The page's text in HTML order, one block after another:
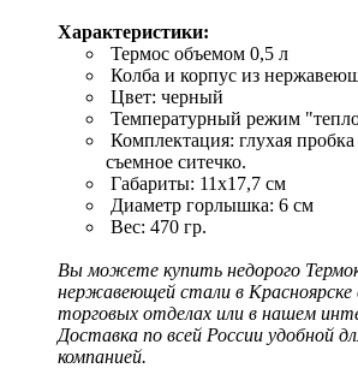
Характеристики:
Термос объемом 0,5 л
Колба и корпус из
Цвет: черный
Температурный режим
Комплектация: глухая
съемное ситечко.
Габариты: 11х17,7 см
Диаметр горлышка: 6 см
Вес: 470 гр.
Вы можете купить недорого
нержавеющей стали в Красноярске
торговых отделах или в нашем
Доставка по всей России удобной
компанией.